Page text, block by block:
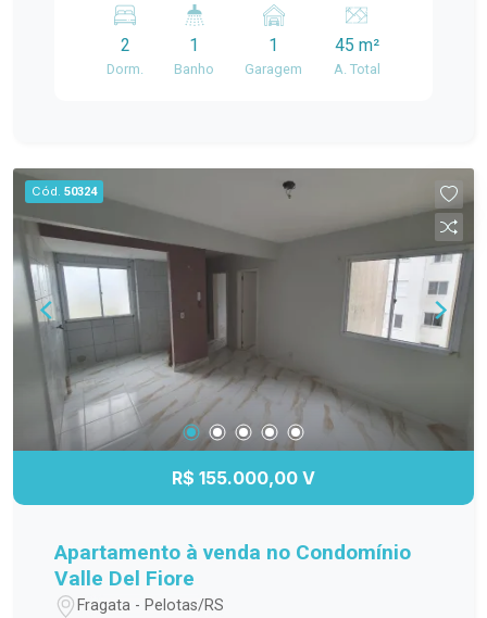
bem distribuídos e ótima iluminação natural. Além
disso, possui vaga de garagem coberta,
proporcionando mais comodidade e proteção
imóvel: 2 dormitórios; Sala de estar e jantar
integradas; Cozinha funcional; Banheiro social;
Área de serviço; Vaga de garagem coberta;
Localização tranquila e de fácil acesso. Não
perca essa oportunidade de conquistar seu novo
lar! Entre em contato para mais informações e
agende sua visita.
2
Dorm.
1
Banho
1
Garagem
45 m²
A. Total
Cód. 50324
R$ 155.000,00 V
Apartamento à venda no Condomínio
Valle Del Fiore
Fragata - Pelotas/RS